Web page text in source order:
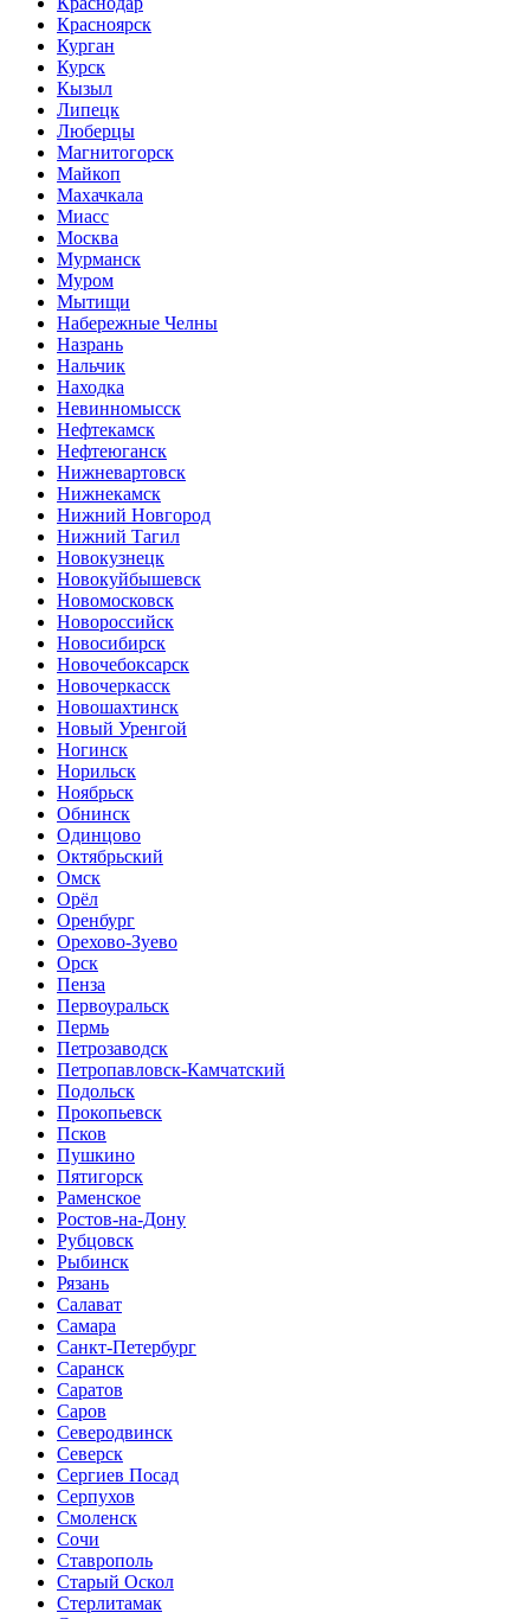
Красноярск
Курган
Курск
Кызыл
Липецк
Люберцы
Магнитогорск
Майкоп
Махачкала
Миасс
Москва
Мурманск
Муром
Мытищи
Набережные Челны
Назрань
Нальчик
Находка
Невинномысск
Нефтекамск
Нефтеюганск
Нижневартовск
Нижнекамск
Нижний Новгород
Нижний Тагил
Новокузнецк
Новокуйбышевск
Новомосковск
Новороссийск
Новосибирск
Новочебоксарск
Новочеркасск
Новошахтинск
Новый Уренгой
Ногинск
Норильск
Ноябрьск
Обнинск
Одинцово
Октябрьский
Омск
Орёл
Оренбург
Орехово-Зуево
Орск
Пенза
Первоуральск
Пермь
Петрозаводск
Петропавловск-Камчатский
Подольск
Прокопьевск
Псков
Пушкино
Пятигорск
Раменское
Ростов-на-Дону
Рубцовск
Рыбинск
Рязань
Салават
Самара
Санкт-Петербург
Саранск
Саратов
Саров
Северодвинск
Северск
Сергиев Посад
Серпухов
Смоленск
Сочи
Ставрополь
Старый Оскол
Стерлитамак